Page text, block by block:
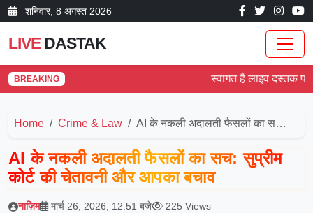
शनिवार, 8 अगस्त 2026
LIVEDASTAK
BREAKING स्वागत है लाइव दस्तक पर!
Home Crime & Law AI के नकली अदालती फैसलों का स…
AI के नकली अदालती फैसलों का सच: सुप्रीम
कोर्ट की चेतावनी और आपका बचाव
नाज़िम मार्च 26, 2026, 12:51 बजे 225 Views